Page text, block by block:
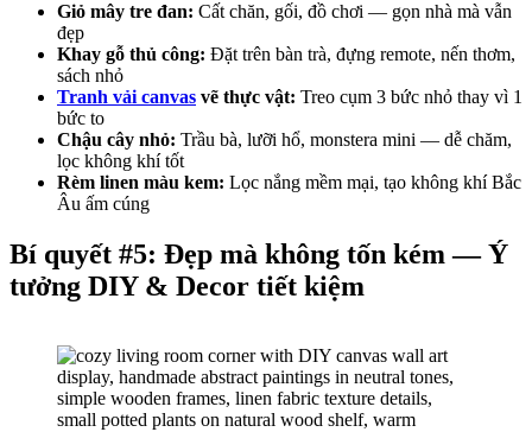
Giỏ mây tre đan: Cất chăn, gối, đồ chơi — gọn nhà mà vẫn
đẹp
Khay gỗ thủ công: Đặt trên bàn trà, đựng remote, nến thơm,
sách nhỏ
Tranh vải canvas vẽ thực vật: Treo cụm 3 bức nhỏ thay vì 1
bức to
Chậu cây nhỏ: Trầu bà, lưỡi hổ, monstera mini — dễ chăm,
lọc không khí tốt
Rèm linen màu kem: Lọc nắng mềm mại, tạo không khí Bắc
Âu ấm cúng
Bí quyết #5: Đẹp mà không tốn kém — Ý
tưởng DIY & Decor tiết kiệm